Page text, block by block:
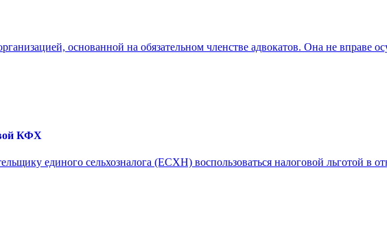
основанной на обязательном членстве адвокатов. Она не вправе
КФХ
единого сельхозналога (ЕСХН) воспользоваться налоговой льготой в